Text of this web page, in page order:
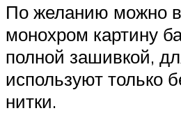
По желанию можно
монохром картину
полной зашивкой,
используют только
нитки.